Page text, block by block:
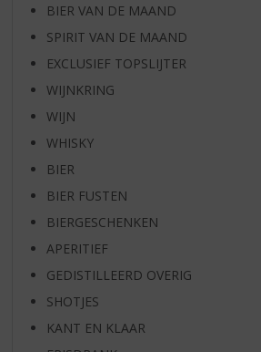
BIER VAN DE MAAND
SPIRIT VAN DE MAAND
EXCLUSIEF TOPSLIJTER
WIJNKRING
WIJN
WHISKY
BIER
BIER FUSTEN
BIERGESCHENKEN
APERITIEF
GEDISTILLEERD OVERIG
SHOTJES
KANT EN KLAAR